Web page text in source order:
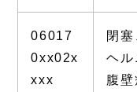
06017
0xx02x
xxx
閉
ヘ
腹壁